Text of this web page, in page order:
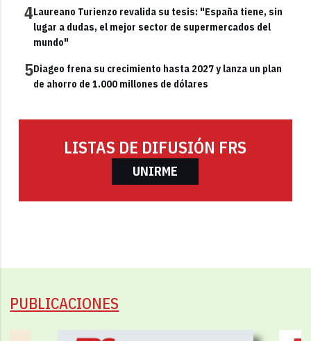
4Laureano Turienzo revalida su tesis: "España tiene, sin
lugar a dudas, el mejor sector de supermercados del
mundo"
5Diageo frena su crecimiento hasta 2027 y lanza un plan
de ahorro de 1.000 millones de dólares
LISTAS DE DIFUSIÓN FRS
UNIRME
PUBLICACIONES